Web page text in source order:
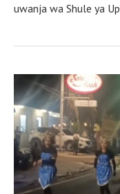
uwanja wa Shule ya